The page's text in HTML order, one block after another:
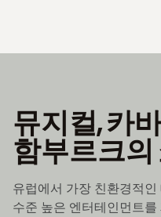
뮤지컬, 카
함부르크의
유럽에서 가장 친환경적
수준 높은 엔터테인먼트